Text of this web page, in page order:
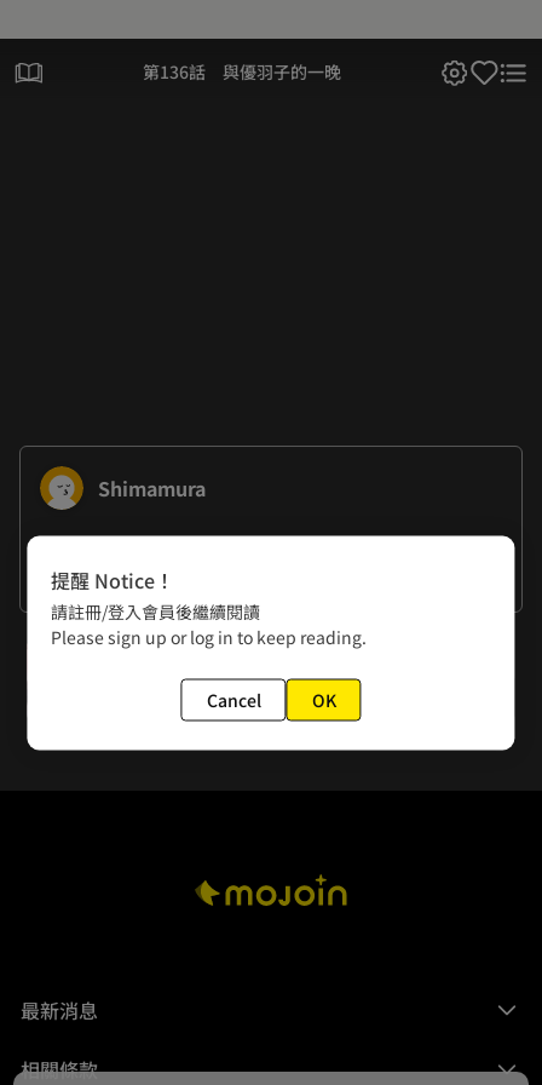
第136話 與優羽子的一晚
Shimamura
謝謝大家
下一話
第137話 陸的覺悟
最新消息
相關條款
提醒 Notice！
請註冊/登入會員後繼續閱讀
Please sign up or log in to keep reading.
Cancel OK